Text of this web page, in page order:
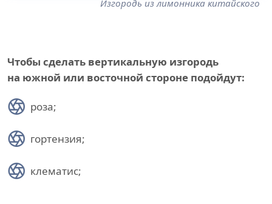
Изгородь из лимонника китайского
Чтобы сделать вертикальную изгородь
на южной или восточной стороне подойдут:
роза;
гортензия;
клематис;